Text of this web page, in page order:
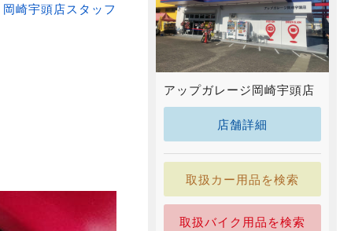
岡崎宇頭店スタッフ
アップガレージ岡崎宇頭店
店舗詳細
取扱カー用品を検索
取扱バイク用品を検索